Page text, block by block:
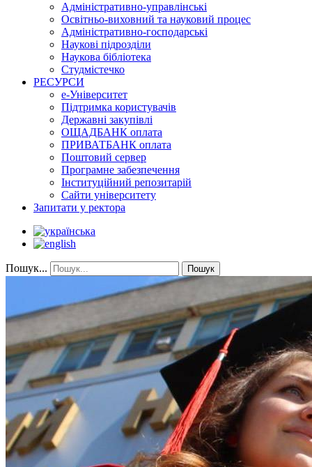
Адміністративно-управлінські
Освітньо-виховний та науковий процес
Адміністративно-господарські
Наукові підрозділи
Наукова бібліотека
Студмістечко
РЕСУРСИ
е-Університет
Підтримка користувачів
Державні закупівлі
ОЩАДБАНК оплата
ПРИВАТБАНК оплата
Поштовий сервер
Програмне забезпечення
Інституційний репозитарій
Сайти університету
Запитати у ректора
Пошук... Пошук